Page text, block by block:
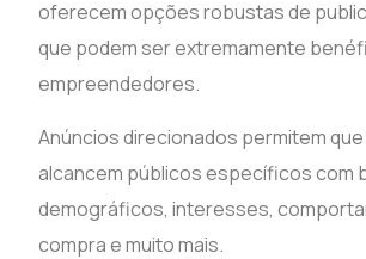
oferecem opções robustas de
que podem ser extremamente
empreendedores.
Anúncios direcionados permitem
alcancem públicos específicos com
demográficos, interesses,
compra e muito mais.